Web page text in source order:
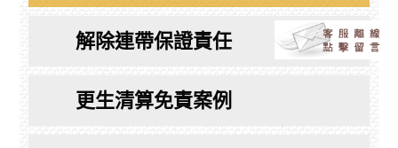
解除連帶保證責任
更生清算免責案例